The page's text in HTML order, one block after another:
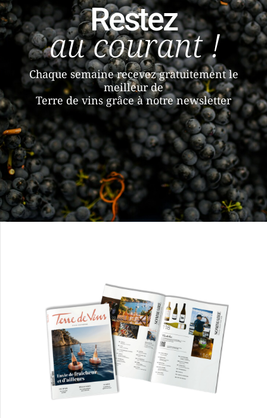
Restez
au courant !
Chaque semaine recevez gratuitement le
meilleur de
Terre de vins grâce à notre newsletter